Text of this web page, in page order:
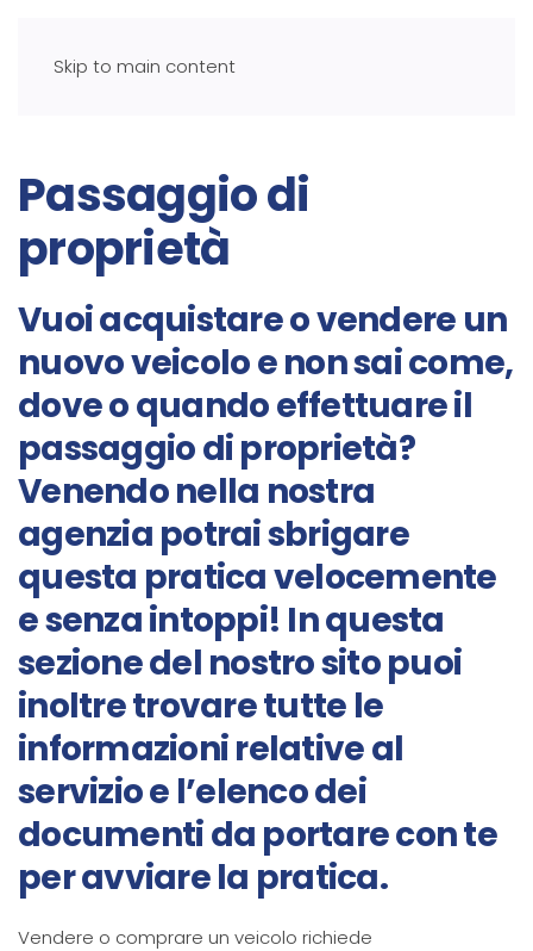
Skip to main content
Passaggio di
proprietà
Vuoi acquistare o vendere un
nuovo veicolo e non sai come,
dove o quando effettuare il
passaggio di proprietà?
Venendo nella nostra
agenzia potrai sbrigare
questa pratica velocemente
e senza intoppi! In questa
sezione del nostro sito puoi
inoltre trovare tutte le
informazioni relative al
servizio e l’elenco dei
documenti da portare con te
per avviare la pratica.
Vendere o comprare un veicolo richiede